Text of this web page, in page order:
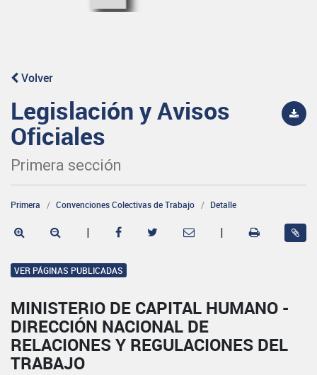
Volver
Legislación y Avisos
Oficiales
Primera sección
Primera Convenciones Colectivas de Trabajo Detalle
| |
VER PÁGINAS PUBLICADAS
MINISTERIO DE CAPITAL HUMANO -
DIRECCIÓN NACIONAL DE
RELACIONES Y REGULACIONES DEL
TRABAJO